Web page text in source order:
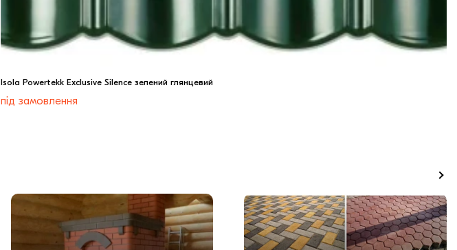
Isola Powertekk Exclusive Silence зелений глянцевий
під замовлення